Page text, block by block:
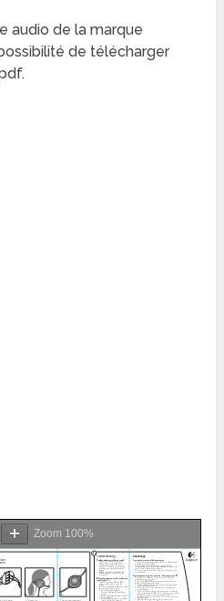
audio de la marque
de télécharger
Zoom 100%